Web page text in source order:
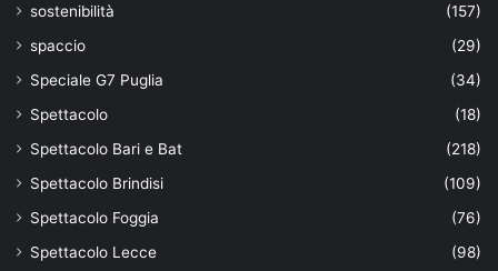
sostenibilità
(157)
spaccio
(29)
Speciale G7 Puglia
(34)
Spettacolo
(18)
Spettacolo Bari e Bat
(218)
Spettacolo Brindisi
(109)
Spettacolo Foggia
(76)
Spettacolo Lecce
(98)